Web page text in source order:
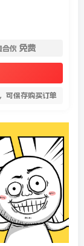
合伙 免费
可保存购买订单